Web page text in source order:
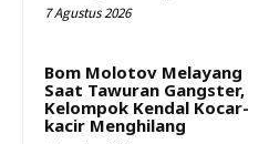
7 Agustus 2026
Bom Molotov Melayang
Saat Tawuran Gangster,
Kelompok Kendal Kocar-
kacir Menghilang